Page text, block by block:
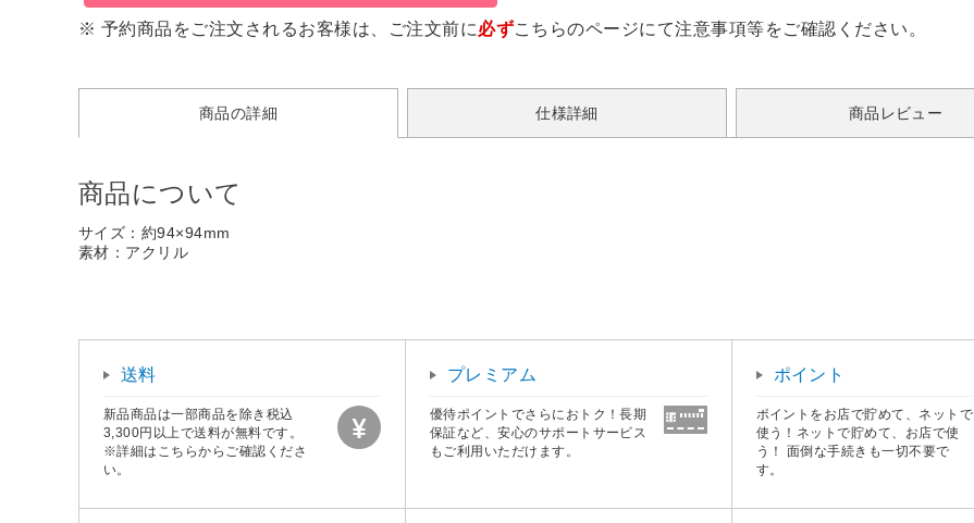
※ 予約商品をご注文されるお客様は、ご注文前に必ずこちらのページにて注意事項等をご確認ください。
商品の詳細 仕様詳細 商品レビュー
商品について
サイズ：約94×94mm
素材：アクリル
送料
新品商品は一部商品を除き税込
3,300円以上で送料が無料です。
※詳細はこちらからご確認くださ
い。
プレミアム
優待ポイントでさらにおトク！長期
保証など、安心のサポートサービス
もご利用いただけます。
ポイント
ポイントをお店で貯めて、ネットで
使う！ネットで貯めて、お店で使
う！ 面倒な手続きも一切不要で
す。